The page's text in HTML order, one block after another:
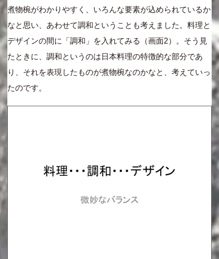
煮物椀がわかりやすく、いろんな要素が込められているか
なと思い、あわせて調和ということも考えました。料理と
デザインの間に「調和」を入れてみる（画面2）。そう見
たときに、調和というのは日本料理の特徴的な部分であ
り、それを表現したものが煮物椀なのかなと、考えていっ
たのです。